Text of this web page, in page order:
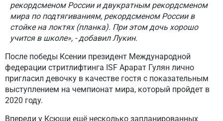
рекордсменом России и двукратным рекордсменом
мира по подтягиваниям, рекордсменом России в
стойке на локтях (планка). При этом дочь хорошо
учится в школе», - добавил Лукин.
После победы Ксении президент Международной
федерации стритлифтинга ISF Арарат Гулян лично
пригласил девочку в качестве гостя с показательным
выступлением на чемпионат мира, который пройдет в
2020 году.
Впереди у Ксюши ещё несколько запланированных